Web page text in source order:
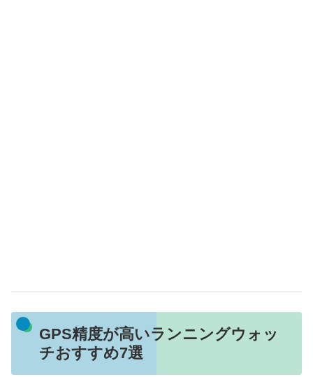
GPS精度が高いランニングウォッ
チおすすめ7選